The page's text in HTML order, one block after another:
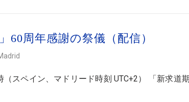
60周年感謝の祭儀（配信）
（スペイン、マドリード時刻 UTC+2） 「新求道